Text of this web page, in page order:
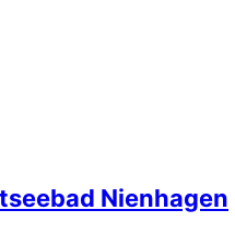
Nienhagen